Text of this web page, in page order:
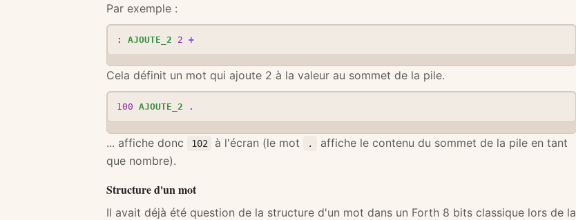
Par exemple :
: AJOUTE_2 2 +
Cela définit un mot qui ajoute 2 à la valeur au sommet de la pile.
100 AJOUTE_2 .
... affiche donc 102 à l'écran (le mot .
affiche le contenu du sommet de la pile en tant
que nombre).
Structure d'un mot
Il avait déjà été question de la structure d'un mot dans un Forth 8 bits classique lors de la